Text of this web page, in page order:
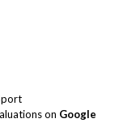
on Google